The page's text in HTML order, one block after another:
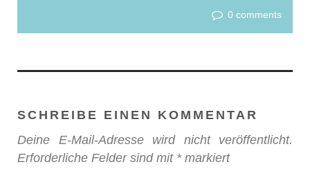
0 comments
SCHREIBE EINEN KOMMENTAR
Deine E-Mail-Adresse wird nicht veröffentlicht.
Erforderliche Felder sind mit *markiert